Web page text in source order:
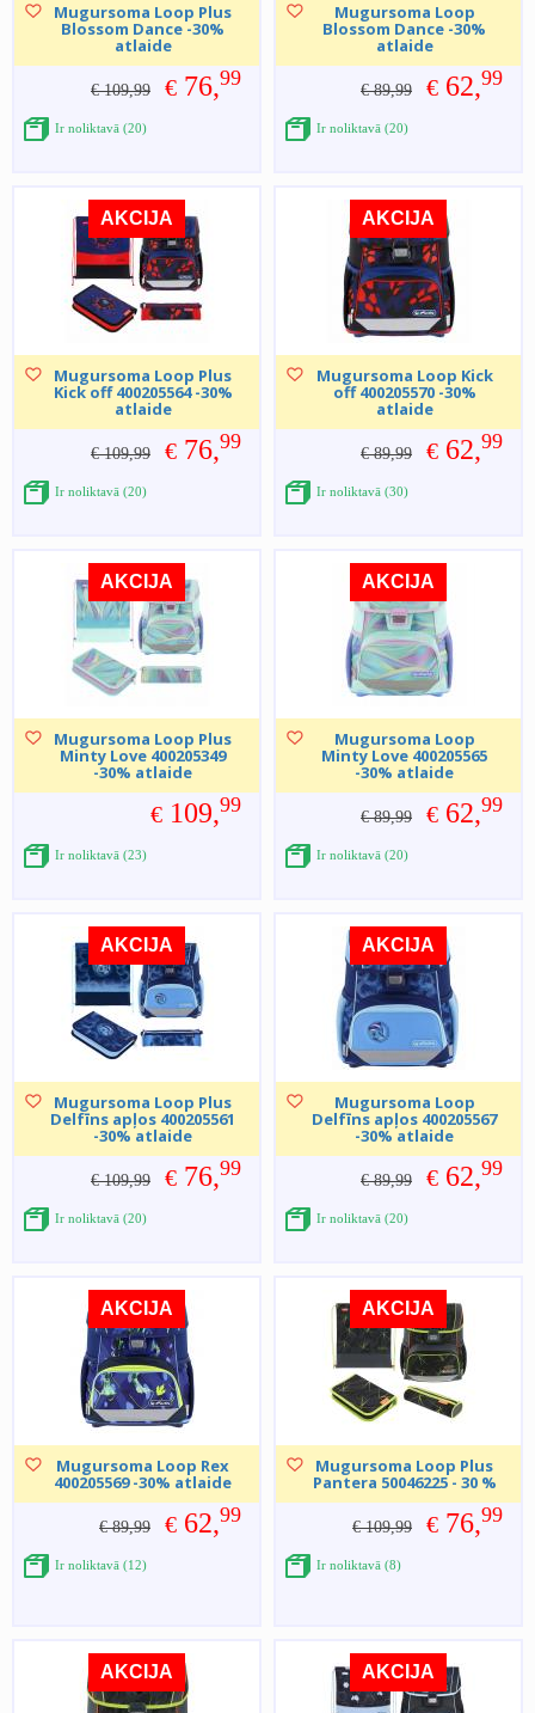
Mugursoma Loop Plus
Blossom Dance -30%
atlaide
€ 109,99 € 76,99
Ir noliktavā (20)
Mugursoma Loop
Blossom Dance -30%
atlaide
€ 89,99 € 62,99
Ir noliktavā (20)
AKCIJA
Mugursoma Loop Plus
Kick off 400205564 -30%
atlaide
€ 109,99 € 76,99
Ir noliktavā (20)
AKCIJA
Mugursoma Loop Kick
off 400205570 -30%
atlaide
€ 89,99 € 62,99
Ir noliktavā (30)
AKCIJA
Mugursoma Loop Plus
Minty Love 400205349
-30% atlaide
€ 109,99
Ir noliktavā (23)
AKCIJA
Mugursoma Loop
Minty Love 400205565
-30% atlaide
€ 89,99 € 62,99
Ir noliktavā (20)
AKCIJA
Mugursoma Loop Plus
Delfīns apļos 400205561
-30% atlaide
€ 109,99 € 76,99
Ir noliktavā (20)
AKCIJA
Mugursoma Loop
Delfīns apļos 400205567
-30% atlaide
€ 89,99 € 62,99
Ir noliktavā (20)
AKCIJA
Mugursoma Loop Rex
400205569 -30% atlaide
€ 89,99 € 62,99
Ir noliktavā (12)
AKCIJA
Mugursoma Loop Plus
Pantera 50046225 - 30 %
€ 109,99 € 76,99
Ir noliktavā (8)
AKCIJA AKCIJA